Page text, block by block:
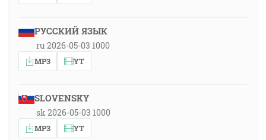
РУССКИЙ ЯЗЫК
ru 2026-05-03 1000
MP3 YT
SLOVENSKY
sk 2026-05-03 1000
MP3 YT